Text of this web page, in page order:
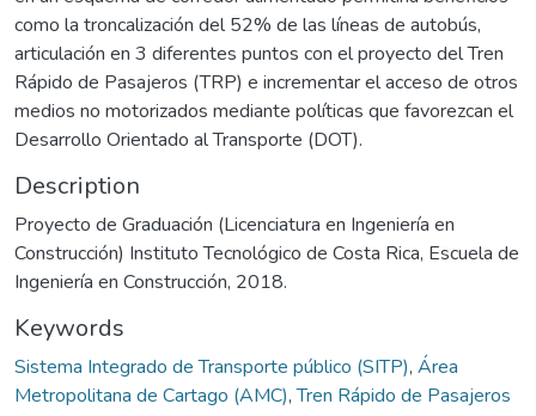
como la troncalización del 52% de las líneas de autobús,
articulación en 3 diferentes puntos con el proyecto del Tren
Rápido de Pasajeros (TRP) e incrementar el acceso de otros
medios no motorizados mediante políticas que favorezcan el
Desarrollo Orientado al Transporte (DOT).
Description
Proyecto de Graduación (Licenciatura en Ingeniería en
Construcción) Instituto Tecnológico de Costa Rica, Escuela de
Ingeniería en Construcción, 2018.
Keywords
Sistema Integrado de Transporte público (SITP), Área
Metropolitana de Cartago (AMC),Tren Rápido de Pasajeros